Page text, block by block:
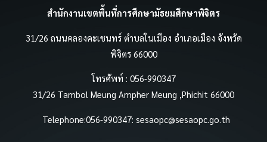
สำนักงานเขตพื้นที่การศึกษามัธยมศึกษาพิจิตร
31/26 ถนนคลองคะเชนทร์ ตำบลในเมือง อำเภอเมือง จังหวัด
พิจิตร 66000
โทรศัพท์ : 056-990347
31/26 Tambol Meung Ampher Meung ,Phichit 66000
Telephone:056-990347: sesaopc@sesaopc.go.th